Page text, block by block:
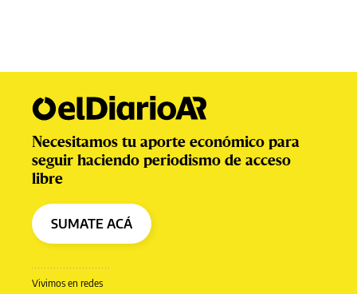
Vivimos en redes
Necesitamos tu aporte económico para
seguir haciendo periodismo de acceso
libre
SUMATE ACÁ